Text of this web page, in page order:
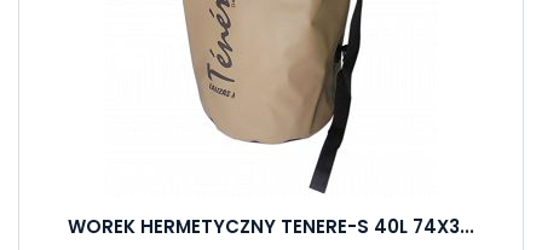
WOREK HERMETYCZNY TENERE-S 40L 74X3...